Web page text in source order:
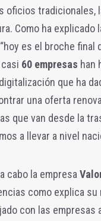
oficios tradicionales,
Como ha explicado
“hoy es el broche final
60 empresas han
que ha
una oferta
que van desde la
a llevar a nivel
cabo la empresa
como explica su
con las empresas